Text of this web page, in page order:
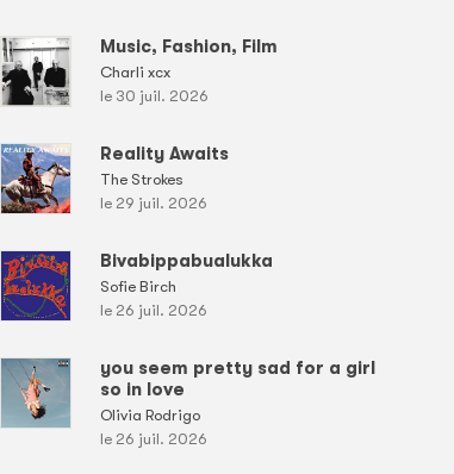
Music, Fashion, Film
Charli xcx
le 30 juil. 2026
Reality Awaits
The Strokes
le 29 juil. 2026
Bivabippabualukka
Sofie Birch
le 26 juil. 2026
you seem pretty sad for a girl
so in love
Olivia Rodrigo
le 26 juil. 2026